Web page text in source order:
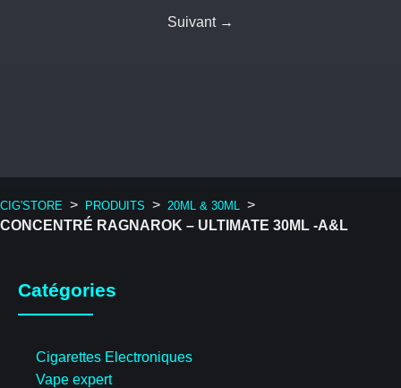
Suivant →
CIG'STORE > PRODUITS > 20ML & 30ML >
CONCENTRÉ RAGNAROK – ULTIMATE 30ML -A&L
Catégories
Cigarettes Electroniques
Vape expert